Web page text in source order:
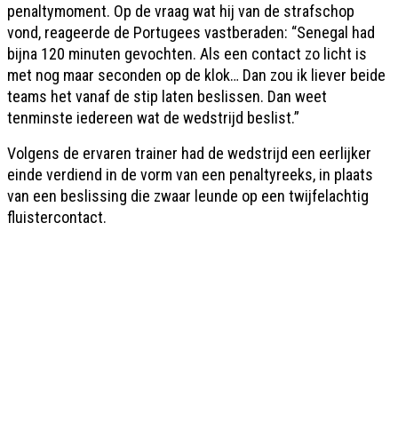
penaltymoment. Op de vraag wat hij van de strafschop
vond, reageerde de Portugees vastberaden: “Senegal had
bijna 120 minuten gevochten. Als een contact zo licht is
met nog maar seconden op de klok… Dan zou ik liever beide
teams het vanaf de stip laten beslissen. Dan weet
tenminste iedereen wat de wedstrijd beslist.”
Volgens de ervaren trainer had de wedstrijd een eerlijker
einde verdiend in de vorm van een penaltyreeks, in plaats
van een beslissing die zwaar leunde op een twijfelachtig
fluistercontact.